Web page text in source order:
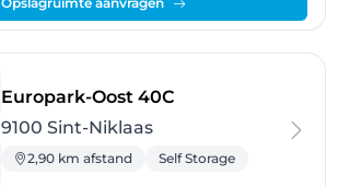
Europark-Oost 40C- Sint-Niklaas
9100 Sint-Niklaas
2,90 km afstand Self Storage